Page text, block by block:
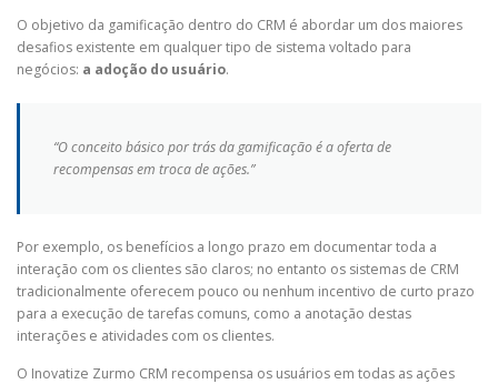
O objetivo da gamificação dentro do CRM é abordar um dos maiores
desafios existente em qualquer tipo de sistema voltado para
negócios: a adoção do usuário.
“O conceito básico por trás da gamificação é a oferta de
recompensas em troca de ações.”
Por exemplo, os benefícios a longo prazo em documentar toda a
interação com os clientes são claros; no entanto os sistemas de CRM
tradicionalmente oferecem pouco ou nenhum incentivo de curto prazo
para a execução de tarefas comuns, como a anotação destas
interações e atividades com os clientes.
O Inovatize Zurmo CRM recompensa os usuários em todas as ações